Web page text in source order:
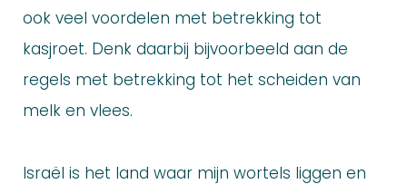
ook veel voordelen met betrekking tot
kasjroet. Denk daarbij bijvoorbeeld aan de
regels met betrekking tot het scheiden van
melk en vlees.
Israël is het land waar mijn wortels liggen en